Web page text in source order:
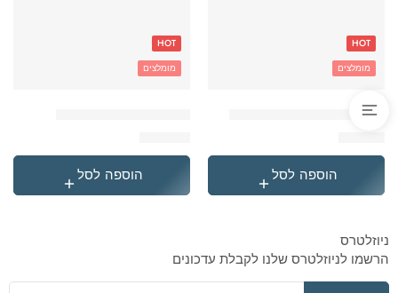
'בקבוק תרמי נירוסטה סטיץ
HOT
מומלצים
הוספה לסל
HOT
מומלצים
הוספה לסל
ניוזלטרס
הרשמו לניוזלטרס שלנו לקבלת עדכונים